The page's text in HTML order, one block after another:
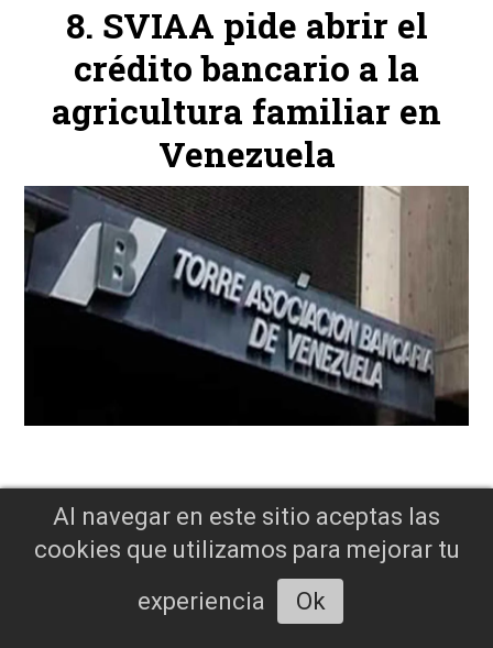
SVIAA pide abrir el
crédito bancario a la
agricultura familiar en
Venezuela
7 de agosto de 1819: Se
produce la Batalla de
Boyaca
Al navegar en este sitio aceptas las
cookies que utilizamos para mejorar tu
experiencia
Ok